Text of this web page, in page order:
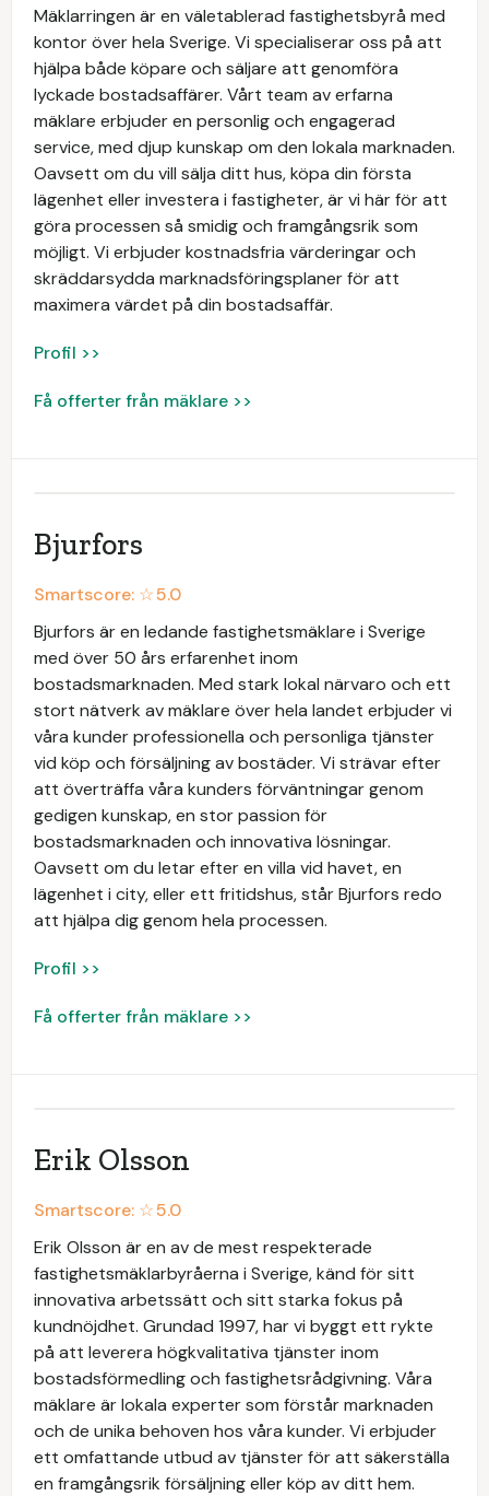
Mäklarringen är en väletablerad fastighetsbyrå med
kontor över hela Sverige. Vi specialiserar oss på att
hjälpa både köpare och säljare att genomföra
lyckade bostadsaffärer. Vårt team av erfarna
mäklare erbjuder en personlig och engagerad
service, med djup kunskap om den lokala marknaden.
Oavsett om du vill sälja ditt hus, köpa din första
lägenhet eller investera i fastigheter, är vi här för att
göra processen så smidig och framgångsrik som
möjligt. Vi erbjuder kostnadsfria värderingar och
skräddarsydda marknadsföringsplaner för att
maximera värdet på din bostadsaffär.
Profil >>
Få offerter från mäklare >>
Bjurfors
Smartscore: ☆5.0
Bjurfors är en ledande fastighetsmäklare i Sverige
med över 50 års erfarenhet inom
bostadsmarknaden. Med stark lokal närvaro och ett
stort nätverk av mäklare över hela landet erbjuder vi
våra kunder professionella och personliga tjänster
vid köp och försäljning av bostäder. Vi strävar efter
att överträffa våra kunders förväntningar genom
gedigen kunskap, en stor passion för
bostadsmarknaden och innovativa lösningar.
Oavsett om du letar efter en villa vid havet, en
lägenhet i city, eller ett fritidshus, står Bjurfors redo
att hjälpa dig genom hela processen.
Profil >>
Få offerter från mäklare >>
Erik Olsson
Smartscore: ☆5.0
Erik Olsson är en av de mest respekterade
fastighetsmäklarbyråerna i Sverige, känd för sitt
innovativa arbetssätt och sitt starka fokus på
kundnöjdhet. Grundad 1997, har vi byggt ett rykte
på att leverera högkvalitativa tjänster inom
bostadsförmedling och fastighetsrådgivning. Våra
mäklare är lokala experter som förstår marknaden
och de unika behoven hos våra kunder. Vi erbjuder
ett omfattande utbud av tjänster för att säkerställa
en framgångsrik försäljning eller köp av ditt hem.